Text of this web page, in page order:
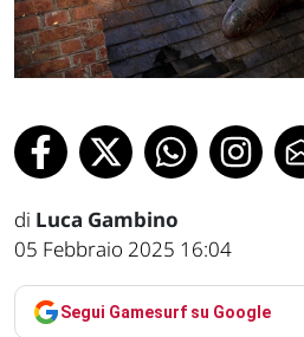
di Luca Gambino
05 Febbraio 2025 16:04
Segui Gamesurf su Google